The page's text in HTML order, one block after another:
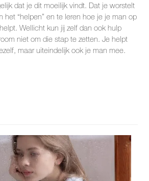
dat je dit moeilijk vindt. Dat je worstelt
het “helpen” en te leren hoe je je man op
Wellicht kun jij zelf dan ook hulp
niet om die stap te zetten. Je helpt
maar uiteindelijk ook je man mee.